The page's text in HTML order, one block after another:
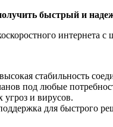
быстрый и
стабильность
под любые
и вирусов.
для быстрого